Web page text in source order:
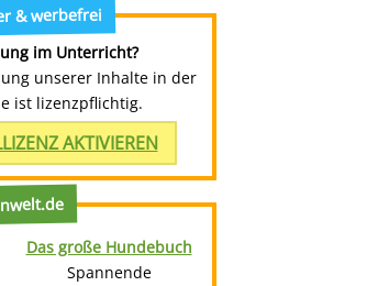
& werbefrei
im Unterricht?
unserer Inhalte in der
ist lizenzpflichtig.
AKTIVIEREN
Das große Hundebuch
Spannende